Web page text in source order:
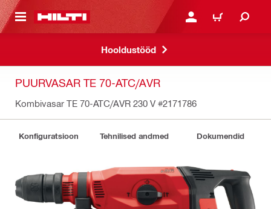
JUURDE LOGI SISSE VÕI
OSTUKORV
Hooldustööd
PUURVASAR TE 70-ATC/AVR
Kombivasar TE 70-ATC/AVR 230 V #2171786
Konfiguratsioon Tehnilised andmed Dokumendid